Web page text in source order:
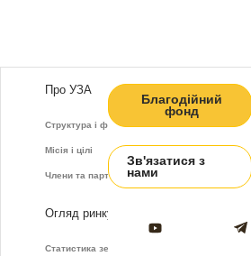
Про УЗА
Структура і функції
Місія і цілі
Члени та партнери
Огляд ринку
Статистика зернового
Благодійний
фонд
Зв'язатися з
нами